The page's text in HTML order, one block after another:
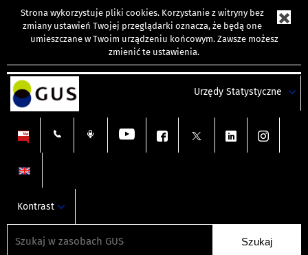
Strona wykorzystuje pliki cookies. Korzystanie z witryny bez
zmiany ustawień Twojej przeglądarki oznacza, że będą one
umieszczane w Twoim urządzeniu końcowym. Zawsze możesz
zmienić te ustawienia.
Urzędy Statystyczne
Kontrast